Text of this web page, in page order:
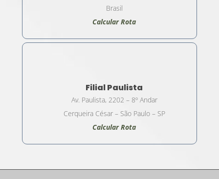
Brasil
Calcular Rota
Filial Paulista
Av. Paulista, 2202 – 8º Andar
Cerqueira César – São Paulo – SP
Calcular Rota